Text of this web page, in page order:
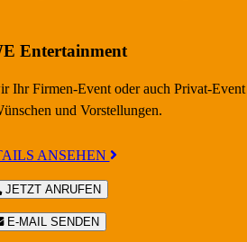
Entertainment
Ihr Firmen-Event oder auch Privat-Event
und Vorstellungen.
ANSEHEN
JETZT ANRUFEN
E-MAIL SENDEN